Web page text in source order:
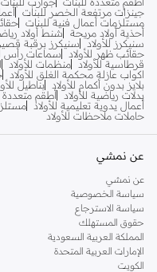
جينزات مرتفعة الخصر للبنات
مستلزمات أعمال فنية للبنات
أحذية أولاد مريحة
شنط أولاد
سنيكرز للأولاد
سنيكرز برقبة
حقائب ظهر للأولاد
سماعات رأس
قرطاسية للأولاد منظمات للأولاد
اكواب عازلة محكمة الغلق للأولاد
بلايز بدون أكمام للأولاد
بناطيل
بدلات رياضية للأولاد أطقم متعددة
أعمال يدوية تعليمية للأولاد
حاملات ملاحظات للأولاد
عن نمشي
عن نمشي
سياسة الخصوصية
سياسة الاسترجاع
حقوق المستهلك
المملكة العربية السعودية
الإمارات العربية المتحدة
الكويت